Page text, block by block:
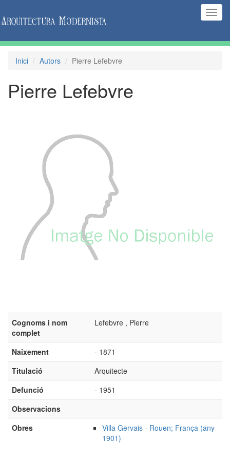
Inici Autors Pierre Lefebvre
Pierre Lefebvre
Cognoms i nom
complet
Lefebvre , Pierre
Naixement
- 1871
Titulació
Arquitecte
Defunció
- 1951
Observacions
Obres
Villa Gervais - Rouen; França (any
1901)